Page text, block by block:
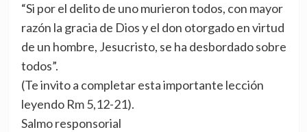
“Si por el delito de uno murieron todos, con mayor
razón la gracia de Dios y el don otorgado en virtud
de un hombre, Jesucristo, se ha desbordado sobre
todos”.
(Te invito a completar esta importante lección
leyendo Rm 5,12-21).
Salmo responsorial